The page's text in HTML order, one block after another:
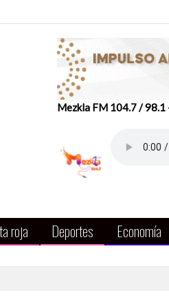
Mezkla FM 104.7 / 98.1
roja Deportes Economía